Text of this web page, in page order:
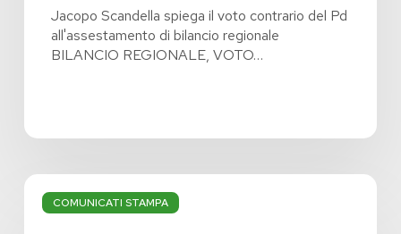
Jacopo Scandella spiega il voto contrario del Pd
all'assestamento di bilancio regionale
BILANCIO REGIONALE, VOTO…
COMUNICATI STAMPA
Bilancio
regionale: